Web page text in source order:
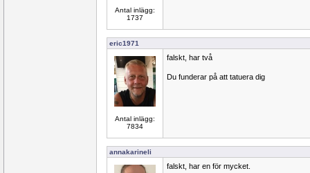
Antal inlägg:
1737
eric1971
Antal inlägg:
7834
falskt, har två
Du funderar på att tatuera dig
annakarineli
falskt, har en för mycket.